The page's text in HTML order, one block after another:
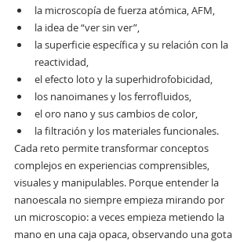
la microscopía de fuerza atómica, AFM,
la idea de “ver sin ver”,
la superficie específica y su relación con la
reactividad,
el efecto loto y la superhidrofobicidad,
los nanoimanes y los ferrofluidos,
el oro nano y sus cambios de color,
la filtración y los materiales funcionales.
Cada reto permite transformar conceptos
complejos en experiencias comprensibles,
visuales y manipulables. Porque entender la
nanoescala no siempre empieza mirando por
un microscopio: a veces empieza metiendo la
mano en una caja opaca, observando una gota